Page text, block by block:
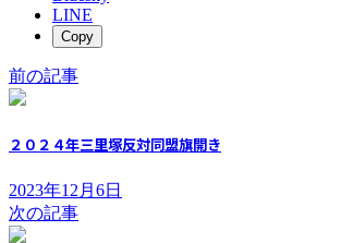
LINE
Copy
前の記事
２０２４年三里塚反対同盟旗開き
2023年12月6日
次の記事